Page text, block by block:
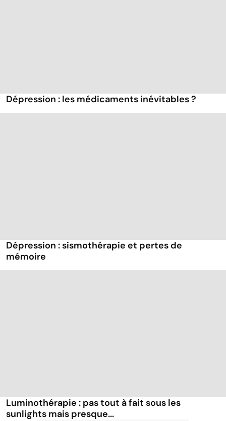
Dépression : les médicaments inévitables ?
Dépression : sismothérapie et pertes de
mémoire
Luminothérapie : pas tout à fait sous les
sunlights mais presque...